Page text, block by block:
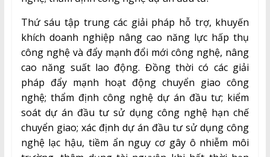
Thứ sáu tập trung các giải pháp hỗ trợ, khuyến
khích doanh nghiệp nâng cao năng lực hấp thụ
công nghệ và đẩy mạnh đổi mới công nghệ, nâng
cao năng suất lao động. Đồng thời có các giải
pháp đẩy mạnh hoạt động chuyển giao công
nghệ; thẩm định công nghệ dự án đầu tư; kiểm
soát dự án đầu tư sử dụng công nghệ hạn chế
chuyển giao; xác định dự án đầu tư sử dụng công
nghệ lạc hậu, tiềm ẩn nguy cơ gây ô nhiễm môi